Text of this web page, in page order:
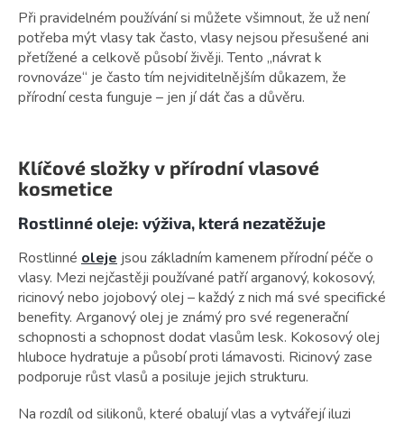
Při pravidelném používání si můžete všimnout, že už není
potřeba mýt vlasy tak často, vlasy nejsou přesušené ani
přetížené a celkově působí živěji. Tento „návrat k
rovnováze“ je často tím nejviditelnějším důkazem, že
přírodní cesta funguje – jen jí dát čas a důvěru.
Klíčové složky v přírodní vlasové
kosmetice
Rostlinné oleje: výživa, která nezatěžuje
Rostlinné oleje jsou základním kamenem přírodní péče o
vlasy. Mezi nejčastěji používané patří arganový, kokosový,
ricinový nebo jojobový olej – každý z nich má své specifické
benefity. Arganový olej je známý pro své regenerační
schopnosti a schopnost dodat vlasům lesk. Kokosový olej
hluboce hydratuje a působí proti lámavosti. Ricinový zase
podporuje růst vlasů a posiluje jejich strukturu.
Na rozdíl od silikonů, které obalují vlas a vytvářejí iluzi